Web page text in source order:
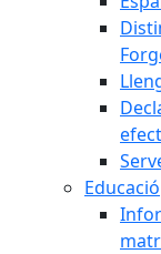
Educació